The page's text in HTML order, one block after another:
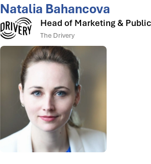
Natalia Bahancova
Head of Marketing &
The Drivery